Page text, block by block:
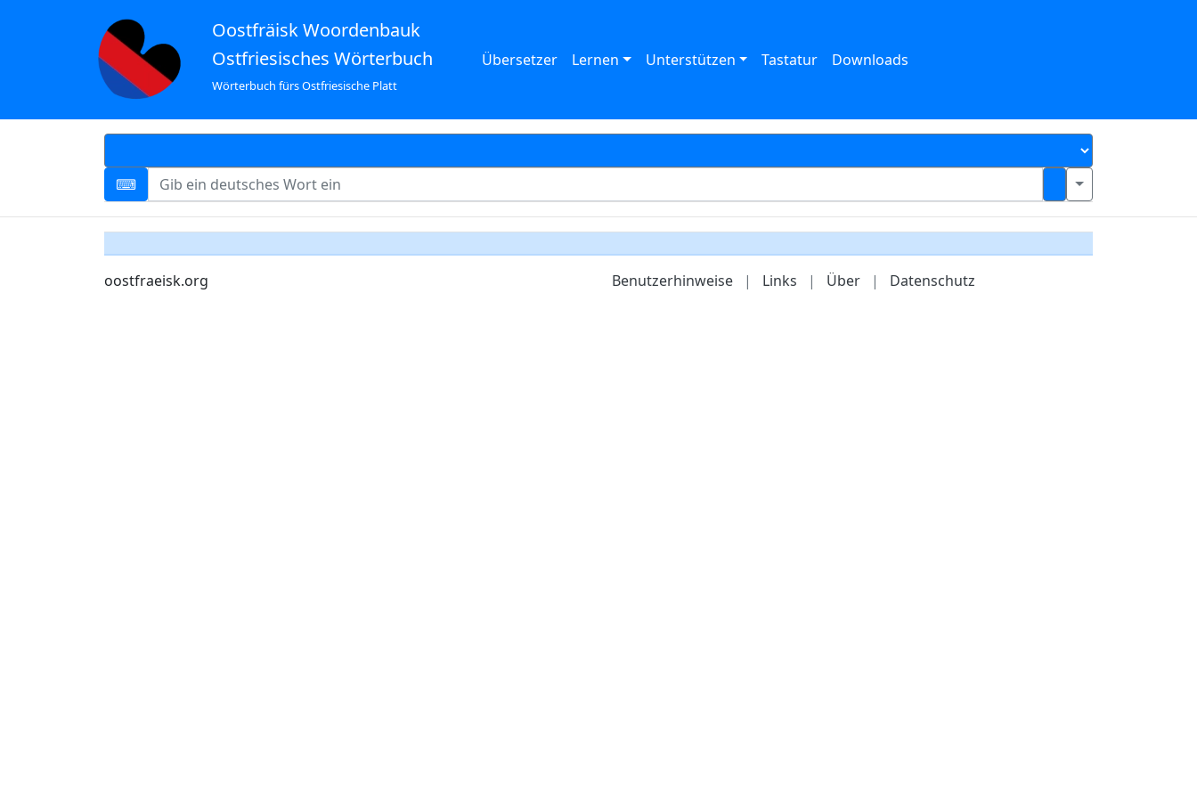
Oostfräisk Woordenbauk
Ostfriesisches Wörterbuch
Wörterbuch fürs Ostfriesische Platt
Übersetzer Lernen Unterstützen Tastatur Downloads
oostfraeisk.org Benutzerhinweise | Links | Über | Datenschutz